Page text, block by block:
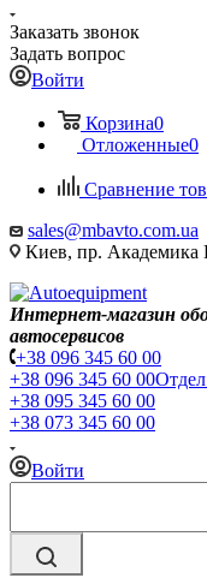
Заказать звонок
Задать вопрос
Войти
Корзина0
Отложенные0
Сравнение
sales@mbavto.com.ua
Киев, пр. Академика
Интернет-магазин
автосервисов
+38 096 345 60 00
+38 096 345 60 00
+38 095 345 60 00
+38 073 345 60 00
Войти